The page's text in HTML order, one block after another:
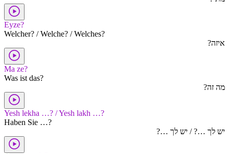
Eyze?
Welcher? / Welche? / Welches?
איזה?
Ma ze?
Was ist das?
מה זה?
Yesh lekha …? / Yesh lakh …?
Haben Sie …?
יש לך …? / יש לך …?